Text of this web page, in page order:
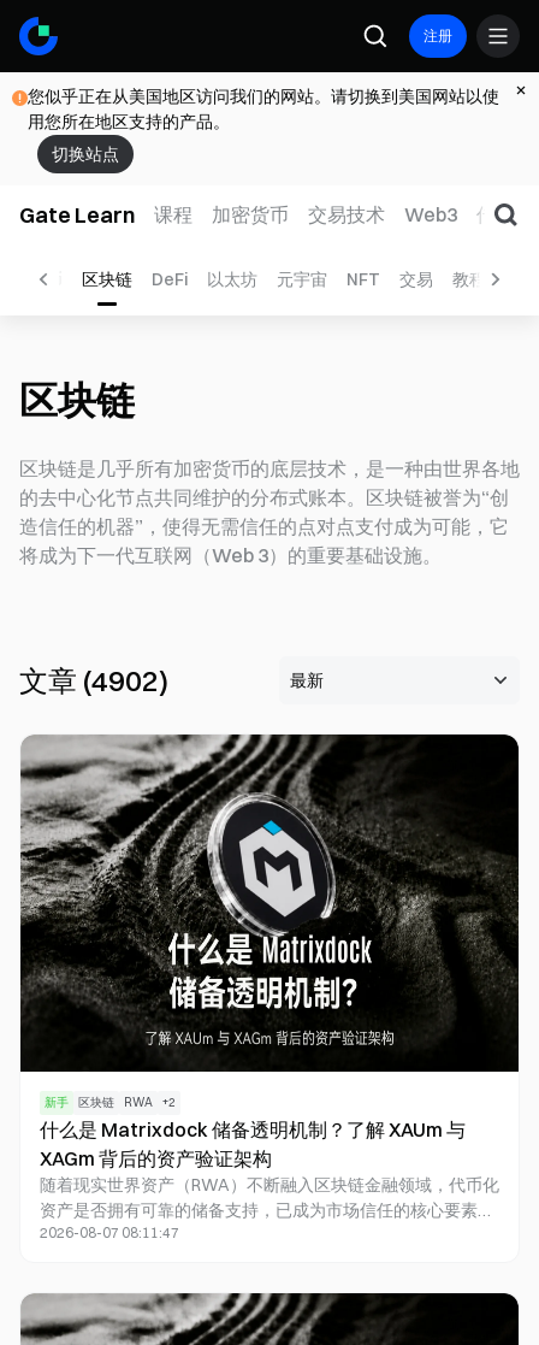
注册
您似乎正在从美国地区访问我们的网站。请切换到美国网站以使
用您所在地区支持的产品。
切换站点
Gate Learn 课程 加密货币 交易技术 Web3 传统金
比特币 区块链 DeFi 以太坊 元宇宙 NFT 交易 教程
区块链
区块链是几乎所有加密货币的底层技术，是一种由世界各地
的去中心化节点共同维护的分布式账本。区块链被誉为“创
造信任的机器”，使得无需信任的点对点支付成为可能，它
将成为下一代互联网（Web 3）的重要基础设施。
文章 (4902)
新手 区块链 RWA +2
什么是 Matrixdock 储备透明机制？了解 XAUm 与
XAGm 背后的资产验证架构
随着现实世界资产（RWA）不断融入区块链金融领域，代币化
资产是否拥有可靠的储备支持，已成为市场信任的核心要素。
Matrixdock 依托持续的第三方审核机制，构建了涵盖独立验
2026-08-07 08:11:47